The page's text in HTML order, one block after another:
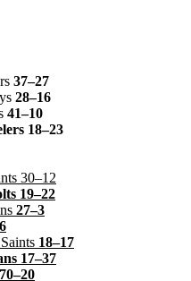
37–27
28–16
41–10
18–23
30–12
19–22
27–3
18–17
17–37
70–20